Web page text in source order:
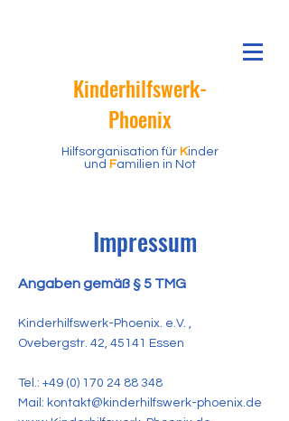
Kinderhilfswerk-
Phoenix
Hilfsorganisation für Kinder
und Familien in Not
Impressum
Angaben gemäß § 5 TMG
Kinderhilfswerk-Phoenix. e.V. ,
Ovebergstr. 42, 45141 Essen
Tel.: +49 (0) 170 24 88 348
Mail: kontakt@kinderhilfswerk-phoenix.de